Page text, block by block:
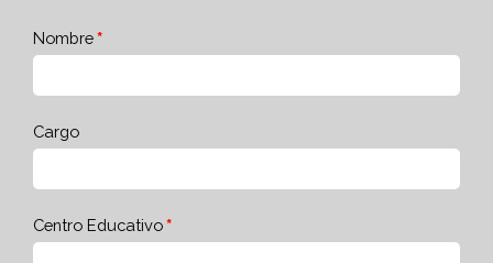
Nombre
Cargo
Centro Educativo